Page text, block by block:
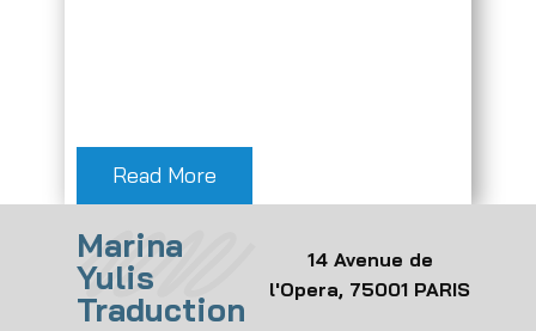
Read More
Marina
Yulis
Traduction
14 Avenue de
l'Opera, 75001 PARIS